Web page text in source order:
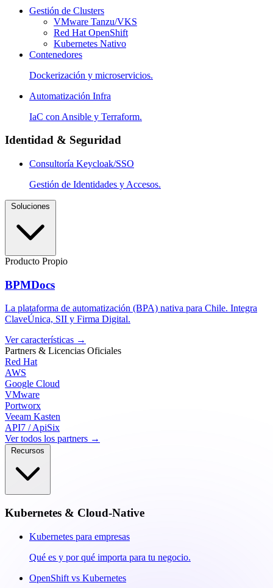
Gestión de Clusters
VMware Tanzu/VKS
Red Hat OpenShift
Kubernetes Nativo
Contenedores
Dockerización y microservicios.
Automatización Infra
IaC con Ansible y Terraform.
Identidad & Seguridad
Consultoría Keycloak/SSO
Gestión de Identidades y Accesos.
Producto Propio
BPMDocs
La plataforma de automatización (BPA) nativa para Chile. Integra
ClaveÚnica, SII y Firma Digital.
Ver características →
Partners & Licencias Oficiales
Red Hat
AWS
Google Cloud
VMware
Portworx
Veeam Kasten
API7 / ApiSix
Ver todos los partners →
Kubernetes & Cloud-Native
Kubernetes para empresas
Qué es y por qué importa para tu negocio.
OpenShift vs Kubernetes